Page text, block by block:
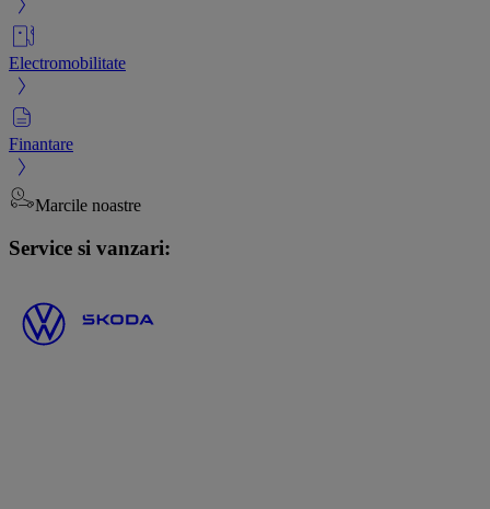
Electromobilitate
Finantare
Marcile noastre
Service si vanzari: